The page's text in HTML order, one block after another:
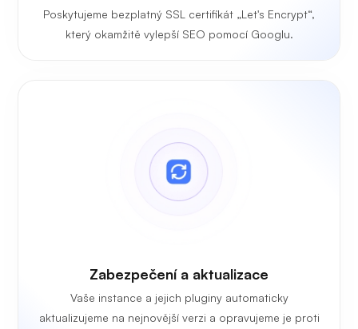
Poskytujeme bezplatný SSL certifikát „Let's Encrypt“,
který okamžitě vylepší SEO pomocí Googlu.
Zabezpečení a aktualizace
Vaše instance a jejich pluginy automaticky
aktualizujeme na nejnovější verzi a opravujeme je proti